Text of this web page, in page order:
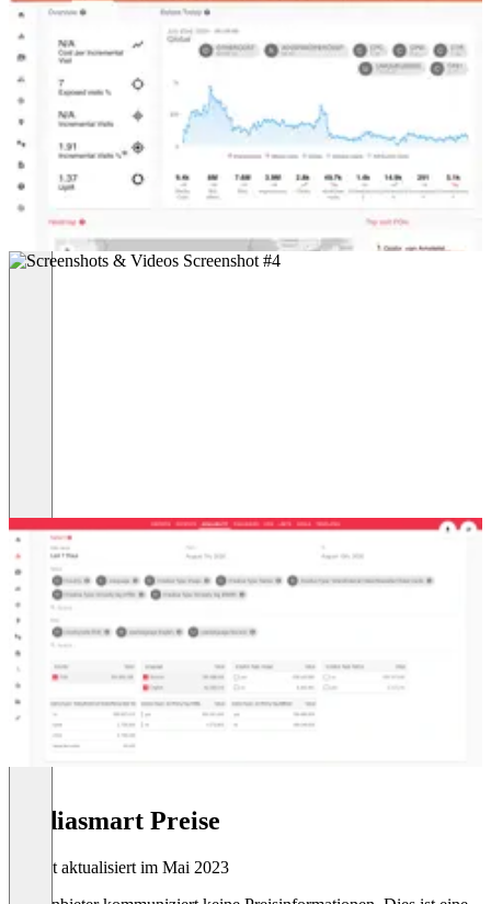
mediasmart Preise
Zuletzt aktualisiert im Mai 2023